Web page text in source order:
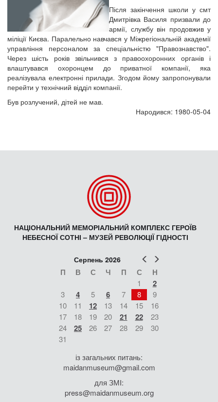
Після закінчення школи у смт
Дмитрівка Василя призвали до
армії, службу він продовжив у
міліції Києва. Паралельно навчався у Міжрегіональній академії
управління персоналом за спеціальністю "Правознавство".
Через шість років звільнився з правоохоронних органів і
влаштувався охоронцем до приватної компанії, яка
реалізувала електронні прилади. Згодом йому запропонували
перейти у технічний відділ компанії.
Був розлучений, дітей не мав.
Народився: 1980-05-04
НАЦІОНАЛЬНИЙ МЕМОРІАЛЬНИЙ КОМПЛЕКС ГЕРОЇВ
НЕБЕСНОЇ СОТНІ – МУЗЕЙ РЕВОЛЮЦІЇ ГІДНОСТІ
Попер
Серпень 2026
П В С Ч П С Н
1 2
3 4 5 6 7 8
9
10
11 12 13 14 15
16
17
18 19 20 21 22
23
24
25 26 27 28 29
30
31
із загальних питань:
maidanmuseum@gmail.com
для ЗМІ:
press@maidanmuseum.org